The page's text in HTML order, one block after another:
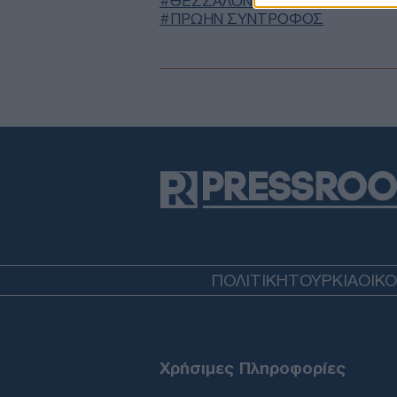
ΠΡΩΗΝ ΣΥΝΤΡΟΦΟΣ
ΠΟΛΙΤΙΚΗΤΟΥΡΚΙΑ
Χρήσιμες Πληροφορίες